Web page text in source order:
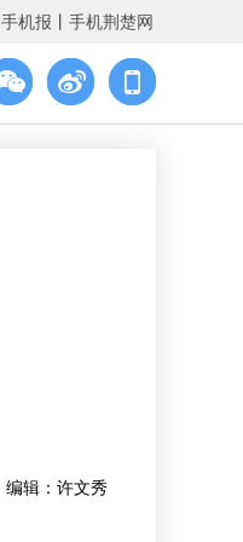
手机报 手机荆楚网
编辑：许文秀